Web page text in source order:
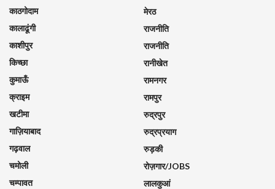
काठगोदाम
कालाढूंगी
काशीपुर
किच्छा
कुमाऊँ
क्राइम
खटीमा
गाज़ियाबाद
गढ़वाल
चमोली
चम्पावत
मेरठ
राजनीति
राजनीति
रानीखेत
रामनगर
रामपुर
रुद्रपुर
रुद्रप्रयाग
रुड़की
रोज़गार/JOBS
लालकुआं